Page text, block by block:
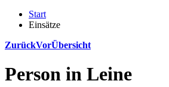
Start
Einsätze
ZurückVorÜbersicht
Person in Leine